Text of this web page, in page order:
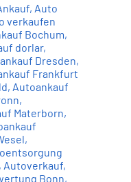
, Auto
verkaufen
Bochum,
dorlar,
Dresden,
Frankfurt
, Autoankauf
,
Materborn,
,
, Autoverkauf,
Bonn,